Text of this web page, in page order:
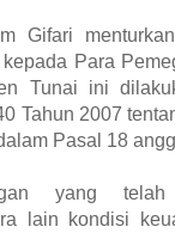
Gifari
Para
Tunai ini
Tahun 2007
Pasal 18
yang
lain kondisi